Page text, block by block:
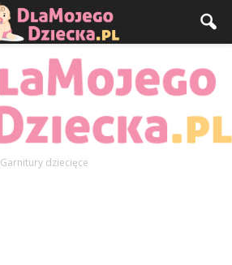
Garnitury dziecięce